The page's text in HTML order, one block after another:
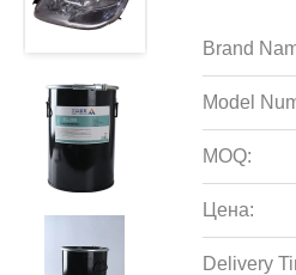
Brand
Model
MOQ:
Цена:
Delivery